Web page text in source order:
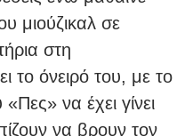
μιούζικαλ σε
στη
το όνειρό του, με το
να έχει γίνει
να βρουν τον